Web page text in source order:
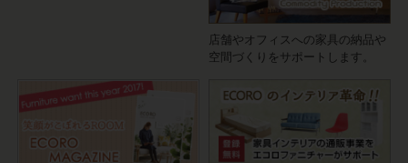
店舗やオフィスへの家具の納品や
空間づくりをサポートします。